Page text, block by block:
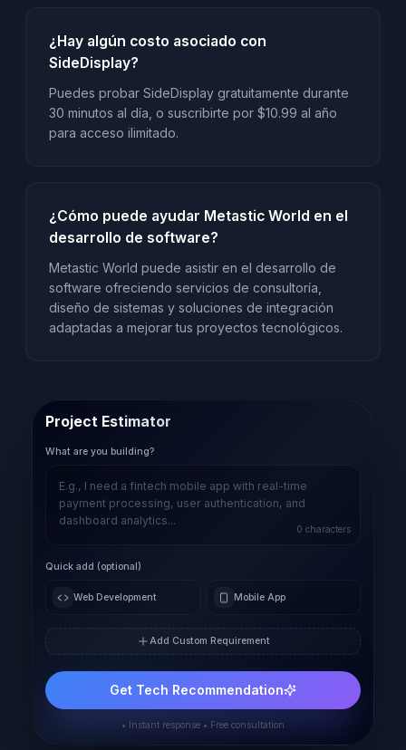
¿Hay algún costo asociado con
SideDisplay?
Puedes probar SideDisplay gratuitamente durante
30 minutos al día, o suscribirte por $10.99 al año
para acceso ilimitado.
¿Cómo puede ayudar Metastic World en el
desarrollo de software?
Metastic World puede asistir en el desarrollo de
software ofreciendo servicios de consultoría,
diseño de sistemas y soluciones de integración
adaptadas a mejorar tus proyectos tecnológicos.
Project Estimator
What are you building?
0 characters
Quick add (optional)
Web Development Mobile App
Add Custom Requirement
Get Tech Recommendation
• Instant response • Free consultation